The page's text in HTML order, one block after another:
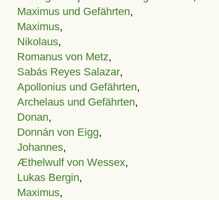
Maximus und Gefährten,
Maximus,
Nikolaus,
Romanus von Metz,
Sabás Reyes Salazar,
Apollonius und Gefährten,
Archelaus und Gefährten,
Donan,
Donnán von Eigg,
Johannes,
Æthelwulf von Wessex,
Lukas Bergin,
Maximus,